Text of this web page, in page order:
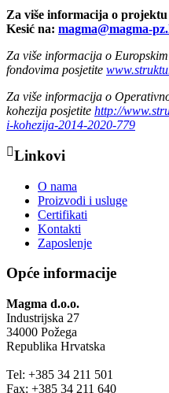
Za više informacija o
Kesić na: magma@magma-
Za više informacija o
fondovima posjetite
Za više informacija o
kohezija posjetite http://
i-kohezija-2014-2020-779
Linkovi
O nama
Proizvodi i usluge
Certifikati
Kontakti
Zaposlenje
Opće informacije
Magma d.o.o.
Industrijska 27
34000 Požega
Republika Hrvatska
Tel: +385 34 211 501
Fax: +385 34 211 640